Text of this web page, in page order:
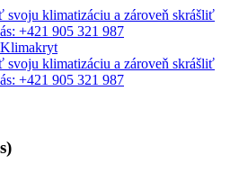
svoju klimatizáciu a zároveň skrášliť
+421 905 321 987
svoju klimatizáciu a zároveň skrášliť
+421 905 321 987